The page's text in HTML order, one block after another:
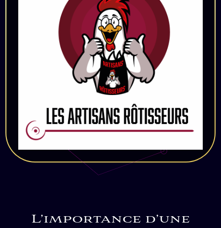
L’importance d’une